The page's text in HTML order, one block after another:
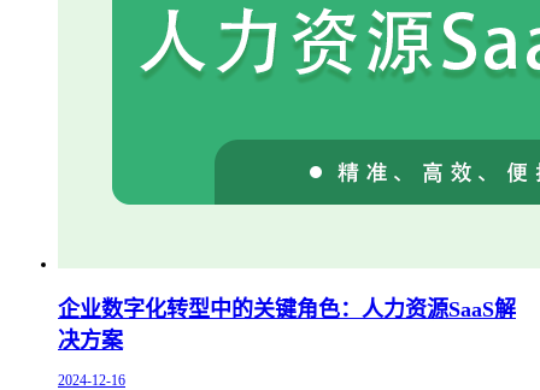
企业数字化转型中的关键角色：人力资源SaaS解
决方案
2024-12-16